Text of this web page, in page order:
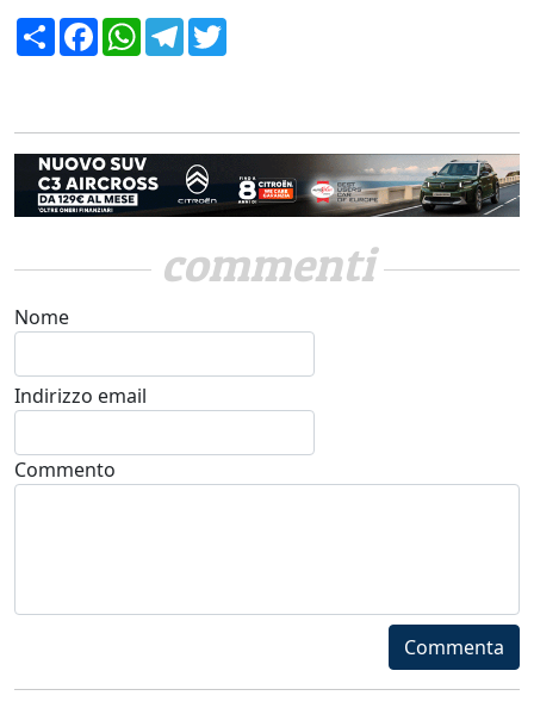
CondividiFacebookWhatsApp
Telegram
commenti
Nome
Indirizzo email
Commento
Commenta